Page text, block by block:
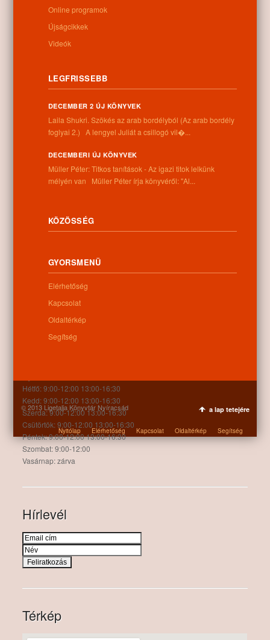
Letöltés
0
Nem található kapcsolódó anyag
Egyéb
Információk
4262 Nyíracsád, Kassai u. 4.
Hétfő: 9:00-12:00 13:00-16:30
Kedd: 9:00-12:00 13:00-16:30
Szerda: 9:00-12:00 13:00-16:30
Csütörtök: 9:00-12:00 13:00-16:30
Péntek: 9:00-12:00 13:00-16:30
Szombat: 9:00-12:00
Vasárnap: zárva
Hírlevél
Térkép
Online programok
Újságcikkek
Videók
LEGFRISSEBB
DECEMBER 2 ÚJ KÖNYVEK
Laila Shukri. Szökés ​az arab bordélyból (Az arab bordély
foglyai 2.) A lengyel Juliát a csillogó vil�...
DECEMBERI ÚJ KÖNYVEK
Müller Péter: Titkos tanítások - Az igazi titok lelkünk
mélyén van Müller Péter írja könyvéről: "Al...
KÖZÖSSÉG
GYORSMENÜ
Elérhetőség
Kapcsolat
Oldaltérkép
Segítség
© 2013 Ligetalja Könyvtár Nyíracsád a lap tetejére
Nyitólap Elérhetőség Kapcsolat Oldaltérkép Segítség